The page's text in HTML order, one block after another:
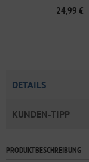
24,99 €
DETAILS
KUNDEN-TIPP
PRODUKTBESCHREIBUNG